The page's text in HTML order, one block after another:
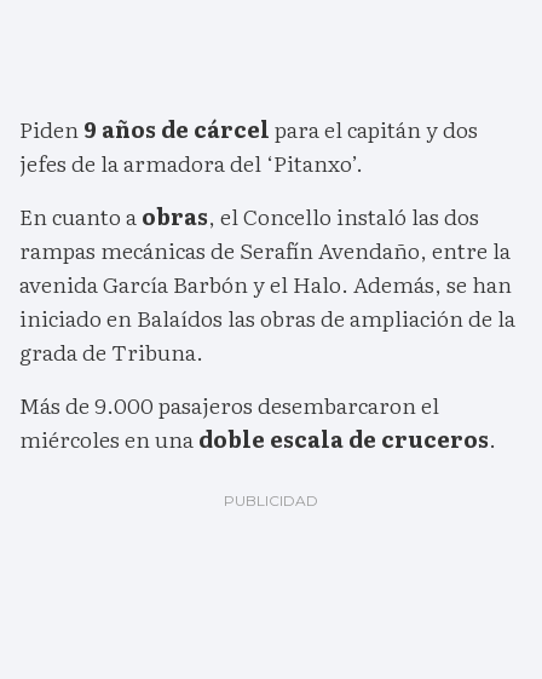
Piden9 años de cárcelpara el capitán y dos
jefes de la armadora del ‘Pitanxo’.
En cuanto aobras, el Concello instaló las dos
rampas mecánicas de Serafín Avendaño, entre la
avenida García Barbón y el Halo. Además, se han
iniciado en Balaídos las obras de ampliación de la
grada de Tribuna.
Más de 9.000 pasajeros desembarcaron el
miércoles en unadoble escala de cruceros.